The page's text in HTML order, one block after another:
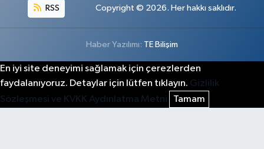
RSS Copyright © 2026. Her hakkı saklıdır.
Haber Yazılımı: TE Bilişim
En iyi site deneyimi sağlamak için çerezlerden
faydalanıyoruz. Detaylar için lütfen tıklayın. Gizlilik
Sözleşmesi ve KVKK Aydınlatma Metni
Tamam